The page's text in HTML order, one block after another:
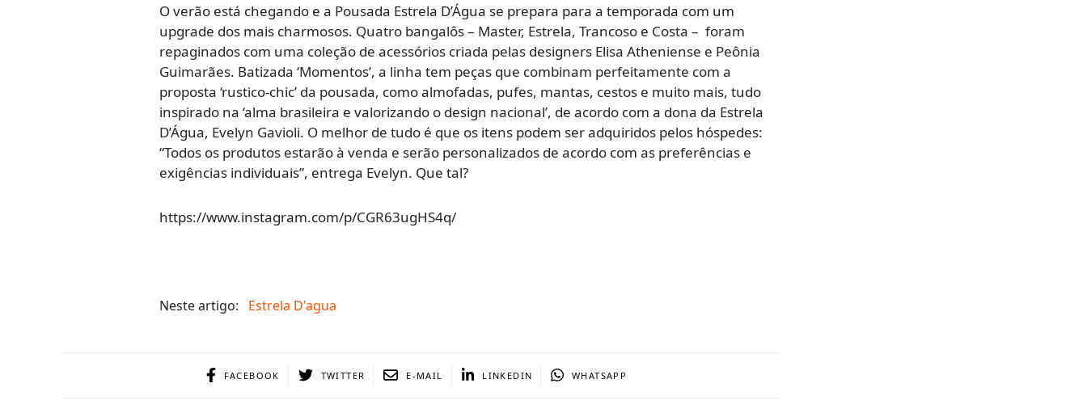
O verão está chegando e a Pousada Estrela D’Água se prepara para a temporada com um
upgrade dos mais charmosos. Quatro bangalôs – Master, Estrela, Trancoso e Costa – foram
repaginados com uma coleção de acessórios criada pelas designers Elisa Atheniense e Peônia
Guimarães. Batizada ‘Momentos’, a linha tem peças que combinam perfeitamente com a
proposta ‘rustico-chic’ da pousada, como almofadas, pufes, mantas, cestos e muito mais, tudo
inspirado na ‘alma brasileira e valorizando o design nacional’, de acordo com a dona da Estrela
D’Água, Evelyn Gavioli. O melhor de tudo é que os itens podem ser adquiridos pelos hóspedes:
“Todos os produtos estarão à venda e serão personalizados de acordo com as preferências e
exigências individuais”, entrega Evelyn. Que tal?
https://www.instagram.com/p/CGR63ugHS4q/
Neste artigo: Estrela D'agua
FACEBOOK TWITTER E-MAIL LINKEDIN WHATSAPP